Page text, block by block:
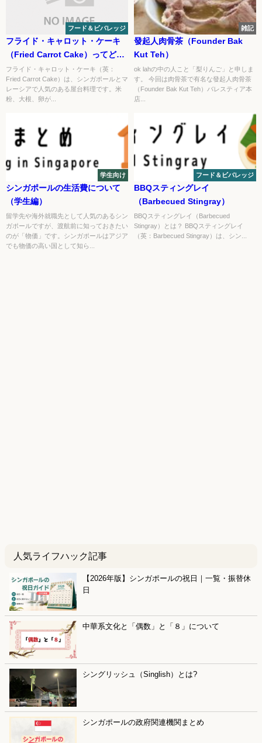
フード＆ビバレッジ
フライド・キャロット・ケーキ
（Fried Carrot Cake）ってどん
な食べ物？
フライド・キャロット・ケーキ（英：
Fried Carrot Cake）は、シンガポールとマ
レーシアで人気のある屋台料理です。米
粉、大根、卵が...
雑記
發起人肉骨茶（Founder Bak
Kut Teh）
ok lahの中の人こと「梨りんご」と申しま
す。 今回は肉骨茶で有名な發起人肉骨茶
（Founder Bak Kut Teh）バレスティア本
店...
学生向け
シンガポールの生活費について
（学生編）
留学先や海外就職先として人気のあるシン
ガポールですが、渡航前に知っておきたい
のが「物価」です。シンガポールはアジア
でも物価の高い国として知ら...
フード＆ビバレッジ
BBQスティングレイ
（Barbecued Stingray）
BBQスティングレイ（Barbecued
Stingray）とは？ BBQスティングレイ
（英：Barbecued Stingray）は、シン...
人気ライフハック記事
【2026年版】シンガポールの祝日｜一覧・振替休
日
中華系文化と「偶数」と「８」について
シングリッシュ（Singlish）とは?
シンガポールの政府関連機関まとめ